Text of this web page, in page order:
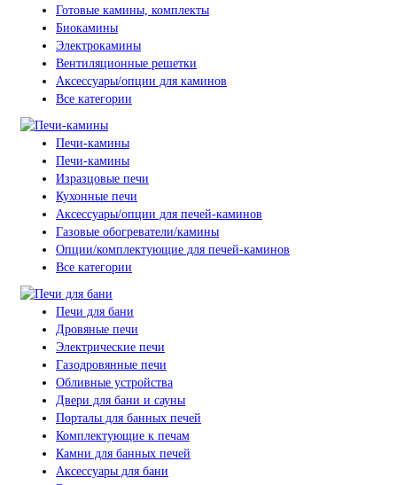
Готовые камины, комплекты
Биокамины
Электрокамины
Вентиляционные решетки
Аксессуары/опции для каминов
Все категории
Печи-камины
Печи-камины
Изразцовые печи
Кухонные печи
Аксессуары/опции для печей-каминов
Газовые обогреватели/камины
Опции/комплектующие для печей-каминов
Все категории
Печи для бани
Дровяные печи
Электрические печи
Газодровянные печи
Обливные устройства
Двери для бани и сауны
Порталы для банных печей
Комплектующие к печам
Камни для банных печей
Аксессуары для бани